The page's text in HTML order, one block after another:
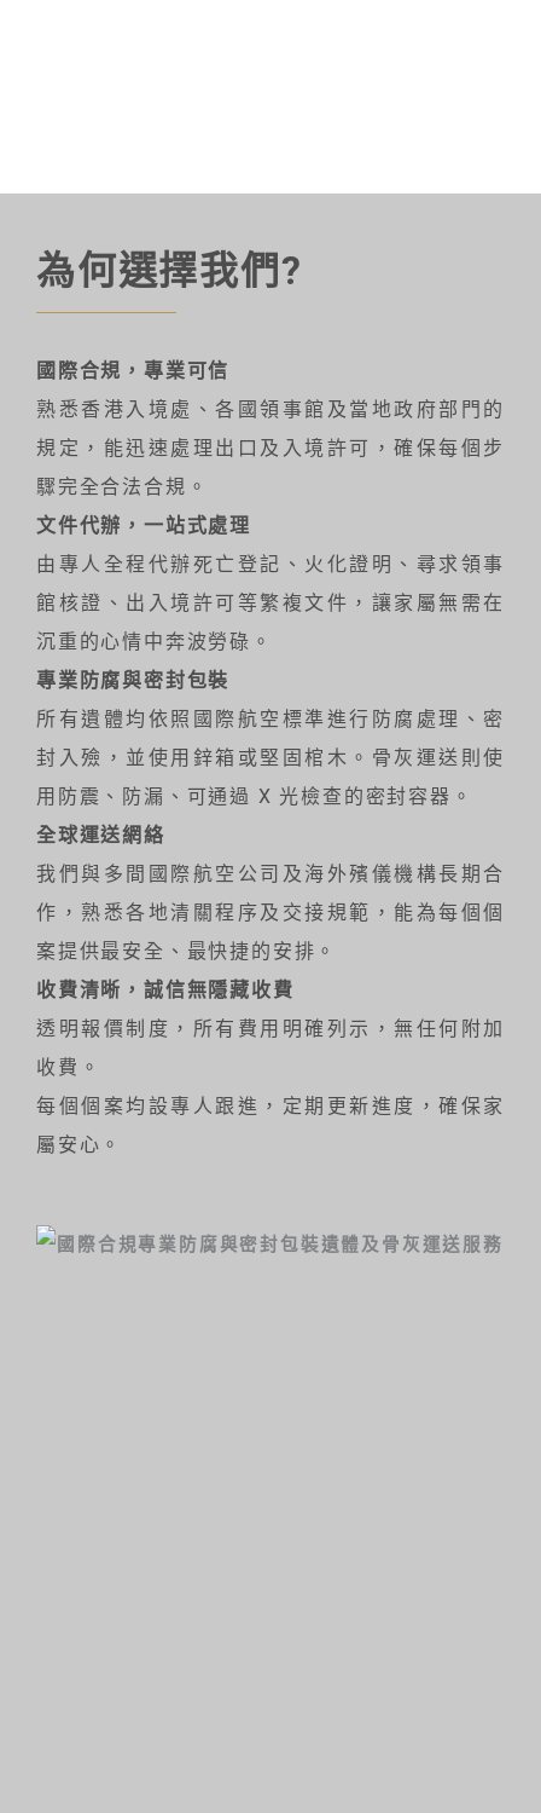
為何選擇我們?
國際合規，專業可信
熟悉香港入境處、各國領事館及當地政府部門的
規定，能迅速處理出口及入境許可，確保每個步
驟完全合法合規。
文件代辦，一站式處理
由專人全程代辦死亡登記、火化證明、尋求領事
館核證、出入境許可等繁複文件，讓家屬無需在
沉重的心情中奔波勞碌。
專業防腐與密封包裝
所有遺體均依照國際航空標準進行防腐處理、密
封入殮，並使用鋅箱或堅固棺木。骨灰運送則使
用防震、防漏、可通過 X 光檢查的密封容器。
全球運送網絡
我們與多間國際航空公司及海外殯儀機構長期合
作，熟悉各地清關程序及交接規範，能為每個個
案提供最安全、最快捷的安排。
收費清晰，誠信無隱藏收費
透明報價制度，所有費用明確列示，無任何附加
收費。
每個個案均設專人跟進，定期更新進度，確保家
屬安心。